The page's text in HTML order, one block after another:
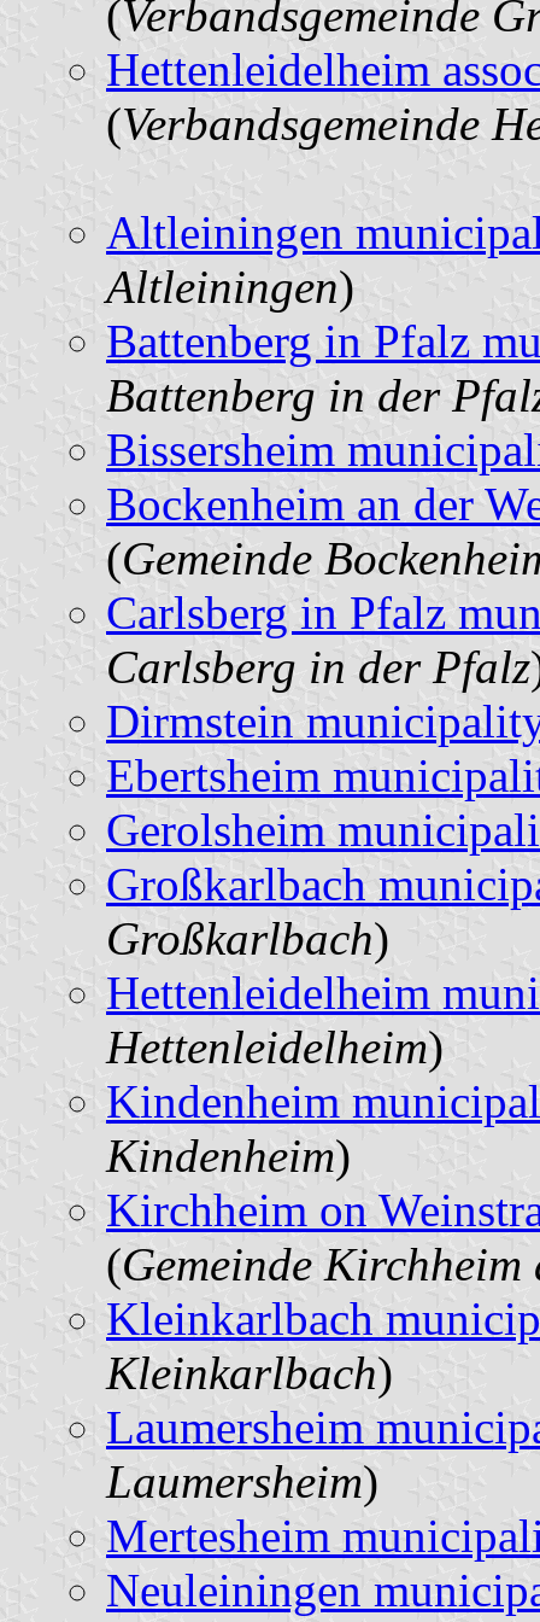
(Verbandsgemeinde
Hettenleidelheim
(Verbandsgemeinde
Altleiningen
Altleiningen)
Battenberg in Pfalz
Battenberg in der
Bissersheim
Bockenheim an der
(Gemeinde
Carlsberg in Pfalz
Carlsberg in der Pfalz
Dirmstein
Ebertsheim
Gerolsheim
Großkarlbach
Großkarlbach)
Hettenleidelheim
Hettenleidelheim)
Kindenheim
Kindenheim)
Kirchheim on
(Gemeinde Kirchheim
Kleinkarlbach
Kleinkarlbach)
Laumersheim
Laumersheim)
Mertesheim
Neuleiningen